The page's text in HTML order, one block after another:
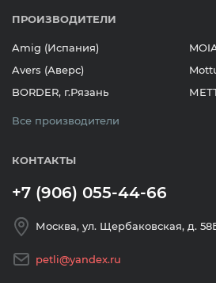
ПРОИЗВОДИТЕЛИ
Amig (Испания)
Avers (Аверс)
BORDER, г.Рязань
Все производители
КОНТАКТЫ
+7 (906) 055-44-66
Москва, ул. Щербаковская, д.
petli@yandex.ru